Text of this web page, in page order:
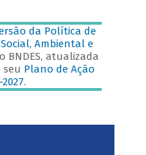
da Política de
Ambiental e
BNDES, atualizada
seu Plano de Ação
2027.